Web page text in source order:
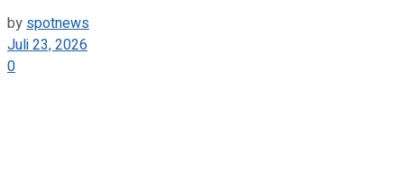
byspotnews
Juli 23, 2026
0